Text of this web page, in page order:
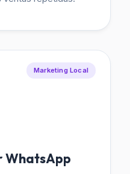
Marketing Local
WhatsApp